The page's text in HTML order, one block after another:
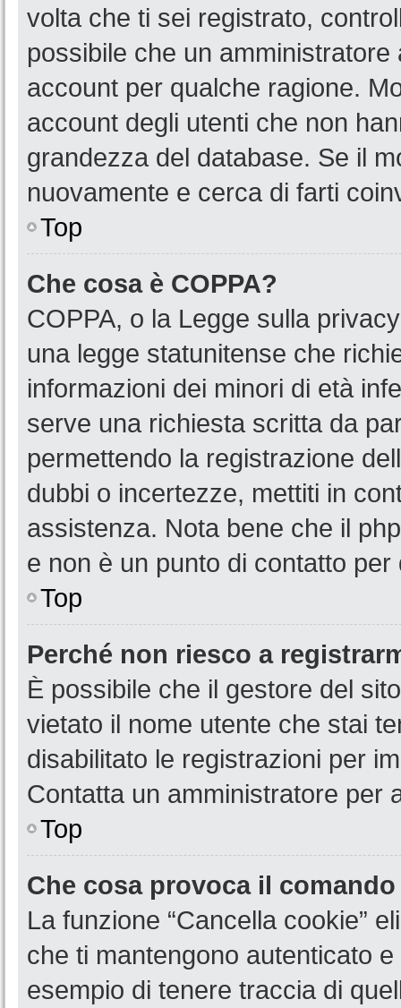
volta che ti sei registrato,
possibile che un
account per qualche ragione.
account degli utenti che non
grandezza del database. Se il
nuovamente e cerca di farti
Top
Che cosa è COPPA?
COPPA, o la Legge sulla
una legge statunitense che
informazioni dei minori di età
serve una richiesta scritta da
permettendo la registrazione
dubbi o incertezze, mettiti in
assistenza. Nota bene che il
e non è un punto di contatto
Top
Perché non riesco a
È possibile che il gestore del
vietato il nome utente che stai
disabilitato le registrazioni per
Contatta un amministratore per
Top
Che cosa provoca il
La funzione “Cancella cookie”
che ti mantengono autenticato
esempio di tenere traccia di